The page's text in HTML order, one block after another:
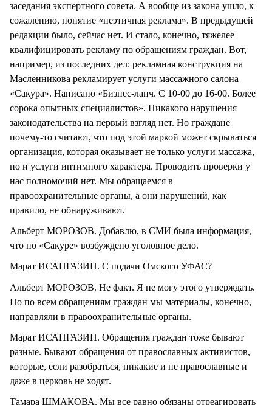
заседания экспертного совета. А вообще из закона ушло, к
сожалению, понятие «неэтичная реклама». В предыдущей
редакции было, сейчас нет. И стало, конечно, тяжелее
квалифицировать рекламу по обращениям граждан. Вот,
например, из последних дел: рекламная конструкция на
Масленникова рекламирует услуги массажного салона
«Сакура». Написано «Бизнес-ланч. С 10-00 до 16-00. Более
сорока опытных специалистов». Никакого нарушения
законодательства на первый взгляд нет. Но граждане
почему-то считают, что под этой маркой может скрываться
организация, которая оказывает не только услуги массажа,
но и услуги интимного характера. Проводить проверки у
нас полномочий нет. Мы обращаемся в
правоохранительные органы, а они нарушений, как
правило, не обнаруживают.
Альберт МОРОЗОВ. Добавлю, в СМИ была информация,
что по «Сакуре» возбуждено уголовное дело.
Марат ИСАНГАЗИН. С подачи Омского УФАС?
Альберт МОРОЗОВ. Не факт. Я не могу этого утверждать.
Но по всем обращениям граждан мы материалы, конечно,
направляли в правоохранительные органы.
Марат ИСАНГАЗИН. Обращения граждан тоже бывают
разные. Бывают обращения от православных активистов,
которые, если разобраться, никакие и не православные и
даже в церковь не ходят.
Тамара ШМАКОВА. Мы все равно обязаны отреагировать